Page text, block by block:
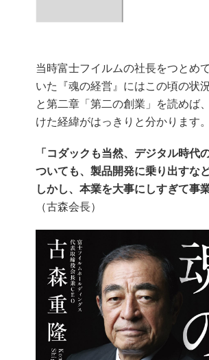
当時富士フイルムの社長をつとめ
いた『魂の経営』にはこの頃の状
と第二章「第二の創業」を読めば
けた経緯がはっきりと分かります。
「コダックも当然、デジタル時
ついても、製品開発に乗り出すな
しかし、本業を大事にしすぎて事
（古森会長）